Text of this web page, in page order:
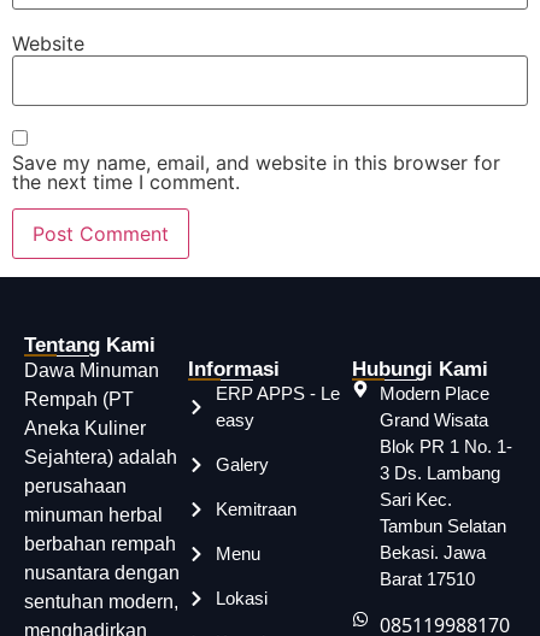
Website
Save my name, email, and website in this browser for
the next time I comment.
Tentang Kami
Dawa Minuman
Rempah (PT
Aneka Kuliner
Sejahtera) adalah
perusahaan
minuman herbal
berbahan rempah
nusantara dengan
sentuhan modern,
menghadirkan
Informasi
ERP APPS - Le
easy
Galery
Kemitraan
Menu
Lokasi
Hubungi Kami
Modern Place
Grand Wisata
Blok PR 1 No. 1-
3 Ds. Lambang
Sari Kec.
Tambun Selatan
Bekasi. Jawa
Barat 17510
085119988170